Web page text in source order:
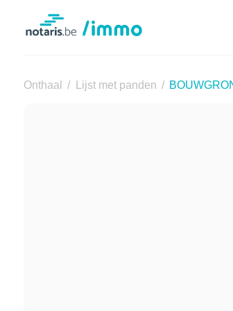
Notaris.be
Onthaal Lijst met panden